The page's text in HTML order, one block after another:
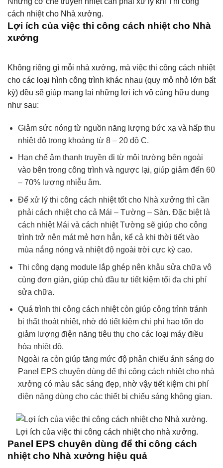
cách nhiệt cho Nhà xưởng.
Lợi ích của việc thi công cách nhiệt cho Nhà
xưởng
Không riêng gì mỗi nhà xưởng, mà việc thi công cách nhiệt
cho các loại hình công trình khác nhau (quy mô nhỏ lớn bất
kỳ) đều sẽ giúp mang lại những lợi ích vô cùng hữu dụng
như sau:
Giảm sức nóng từ nguồn năng lượng bức xạ và hấp thu
nhiệt độ trong khoảng từ 8 – 20 độ C.
Hạn chế âm thanh truyền đi từ môi trường bên ngoài
vào bên trong công trình và ngược lại, giúp giảm đến 60
– 70% lượng nhiễu âm.
Để xử lý thi công cách nhiệt tốt cho Nhà xưởng thì cần
phải cách nhiệt cho cả Mái – Tường – Sàn. Đặc biệt là
cách nhiệt Mái và cách nhiệt Tường sẽ giúp cho công
trình trở nên mát mẻ hơn hẳn, kể cả khi thời tiết vào
mùa nắng nóng và nhiệt độ ngoài trời cực kỳ cao.
Thi công dạng module lắp ghép nên khâu sửa chữa vô
cùng đơn giản, giúp chủ đầu tư tiết kiệm tối đa chi phí
sửa chữa.
Quá trình thi công cách nhiệt còn giúp công trình tránh
bị thất thoát nhiệt, nhờ đó tiết kiệm chi phí hao tổn do
giảm lượng điện năng tiêu thụ cho các loại máy điều
hòa nhiệt độ.
Ngoài ra còn giúp tăng mức độ phản chiếu ánh sáng do
Panel EPS chuyên dùng để thi công cách nhiệt cho nhà
xưởng có màu sắc sáng đẹp, nhờ vậy tiết kiệm chi phí
điện năng dùng cho các thiết bị chiếu sáng không gian.
Lợi ích của việc thi công cách nhiệt cho nhà xưởng.
Panel EPS chuyên dùng để thi công cách
nhiệt cho Nhà xưởng hiệu quả